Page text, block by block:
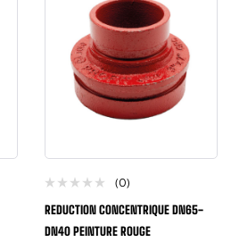
(0)
REDUCTION CONCENTRIQUE DN65-
DN40 PEINTURE ROUGE